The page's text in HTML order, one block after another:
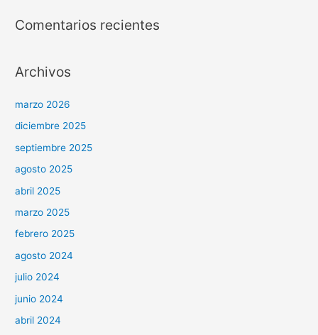
Comentarios recientes
Archivos
marzo 2026
diciembre 2025
septiembre 2025
agosto 2025
abril 2025
marzo 2025
febrero 2025
agosto 2024
julio 2024
junio 2024
abril 2024